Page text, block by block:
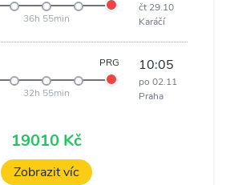
36h 55min
čt 29.10
Karáčí
PRG
32h 55min
10:05
po 02.11
Praha
19010 Kč
Zobrazit víc